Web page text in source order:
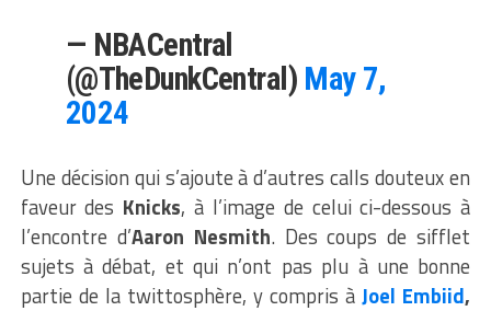
— NBACentral
(@TheDunkCentral) May 7,
2024
Une décision qui s’ajoute à d’autres calls douteux en
faveur des Knicks, à l’image de celui ci-dessous à
l’encontre d’Aaron Nesmith. Des coups de sifflet
sujets à débat, et qui n’ont pas plu à une bonne
partie de la twittosphère, y compris à Joel Embiid,